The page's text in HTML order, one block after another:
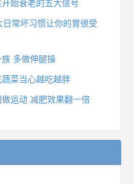
始衰老的五大信号
常坏习惯让你的胃很受
多做伸腿操
菜当心越吃越胖
运动 减肥效果翻一倍